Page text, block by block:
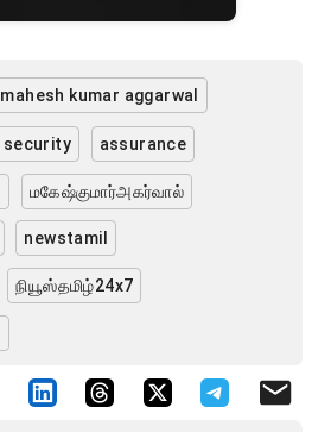
mahesh kumar aggarwal
security assurance
மகேஷ்குமார்அகர்வால்
newstamil
நியூஸ்தமிழ்24x7